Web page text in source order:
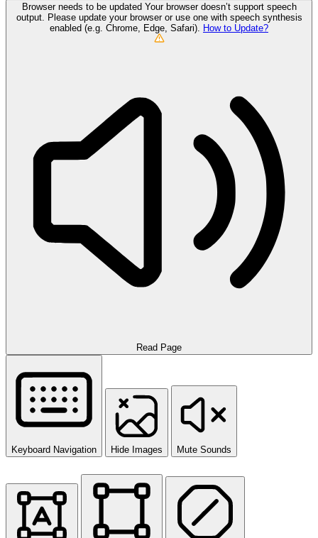
Browser needs to be updated Your browser doesn’t support speech
output. Please update your browser or use one with speech synthesis
enabled (e.g. Chrome, Edge, Safari).
How to Update?
Read Page
Keyboard Navigation Hide Images Mute Sounds